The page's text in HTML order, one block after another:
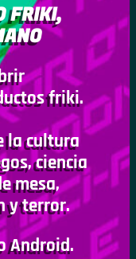
FRIKI,
friki.
la cultura
ciencia
mesa,
y terror.
Android.